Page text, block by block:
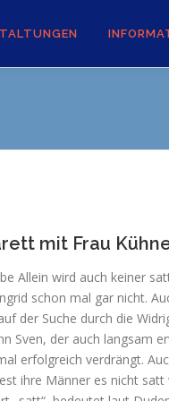
mit Frau
Allein wird auch keiner
schon mal gar nicht.
der Suche durch die
Sven, der auch langsam
erfolgreich verdrängt.
ihre Männer es nicht